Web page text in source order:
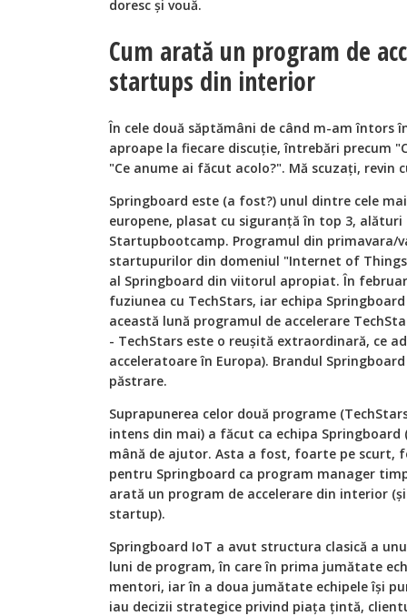
doresc și vouă.
Cum arată un program de
startups din interior
În cele două săptămâni de când m-am întors
aproape la fiecare discuție, întrebări precum
"Ce anume ai făcut acolo?". Mă scuzați, revin
Springboard este (a fost?) unul dintre cele
europene, plasat cu siguranță în top 3, alături
Startupbootcamp. Programul din primavara/
startupurilor din domeniul "Internet of
al Springboard din viitorul apropiat. În
fuziunea cu TechStars, iar echipa
această lună programul de accelerare
- TechStars este o reușită extraordinară, ce
acceleratoare în Europa). Brandul
păstrare.
Suprapunerea celor două programe
intens din mai) a făcut ca echipa Springboard
mână de ajutor. Asta a fost, foarte pe scurt,
pentru Springboard ca program manager
arată un program de accelerare din interior
startup).
Springboard IoT a avut structura clasică a
luni de program, în care în prima jumătate
mentori, iar în a doua jumătate echipele își
iau decizii strategice privind piața țintă,